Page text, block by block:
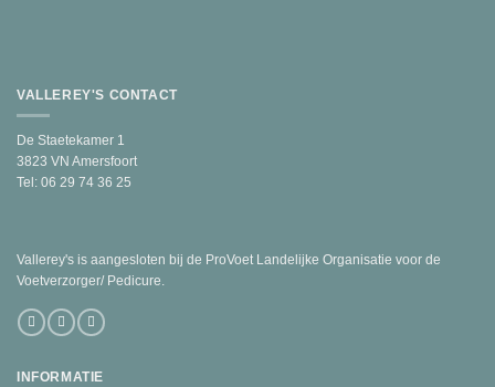
VALLEREY'S CONTACT
De Staetekamer 1
3823 VN Amersfoort
Tel: 06 29 74 36 25
Vallerey's is aangesloten bij de ProVoet Landelijke Organisatie voor de
Voetverzorger/ Pedicure.
INFORMATIE